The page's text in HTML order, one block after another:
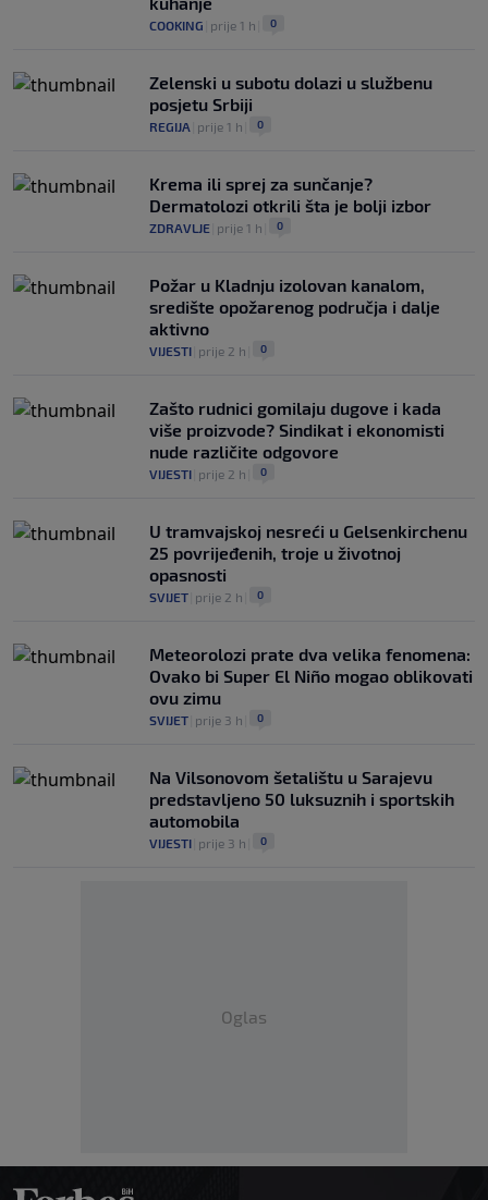
COOKING prije 1 h 0
Zelenski u subotu dolazi u službenu
posjetu Srbiji
REGIJA prije 1 h 0
Krema ili sprej za sunčanje?
Dermatolozi otkrili šta je bolji izbor
ZDRAVLJE prije 1 h 0
Požar u Kladnju izolovan kanalom,
središte opožarenog područja i dalje
aktivno
VIJESTI prije 2 h 0
Zašto rudnici gomilaju dugove i kada
više proizvode? Sindikat i ekonomisti
nude različite odgovore
VIJESTI prije 2 h 0
U tramvajskoj nesreći u Gelsenkirchenu
25 povrijeđenih, troje u životnoj
opasnosti
SVIJET prije 2 h 0
Meteorolozi prate dva velika fenomena:
Ovako bi Super El Niño mogao oblikovati
ovu zimu
SVIJET prije 3 h 0
Na Vilsonovom šetalištu u Sarajevu
predstavljeno 50 luksuznih i sportskih
automobila
VIJESTI prije 3 h 0
Oglas